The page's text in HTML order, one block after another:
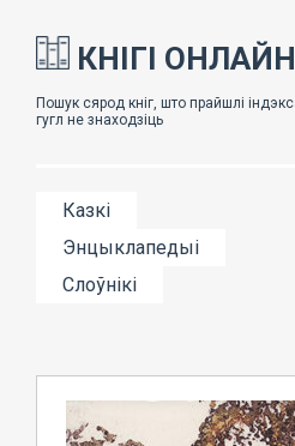
КНІГІ ОНЛАЙН
Казкі
Энцыклапедыі
Слоўнікі